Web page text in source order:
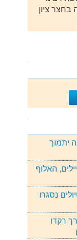
בחצר ציון
יתמוך
האלוף
נסגרו
רקדו